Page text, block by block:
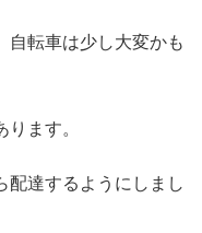
自転車は少し大変かも
ます。
配達するようにしまし